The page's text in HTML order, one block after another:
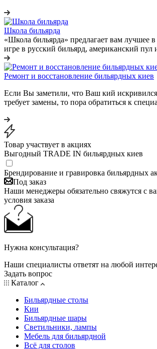
Школа бильярда
«Школа бильярда» предлагает вам лучшее
игре в русский бильярд, американский пул
Ремонт и восстановление бильярдных киев
Если Вы заметили, что Ваш кий
требует замены, то пора обратиться к
Товар участвует в акциях
Выгодный TRADE IN бильярдных киев
Брендирование и гравировка бильярдных
Под заказ
Наши менеджеры обязательно свяжутся с
условия заказа
Нужна консультация?
Наши специалисты ответят на любой
Задать вопрос
Каталог
Бильярдные столы
Кии
Бильярдные шары
Светильники, лампы
Мебель для бильярдной
Всё для столов